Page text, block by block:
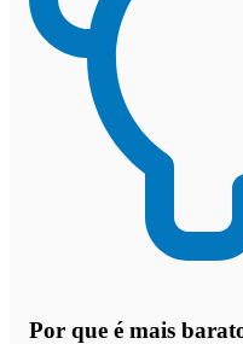
Por que é mais